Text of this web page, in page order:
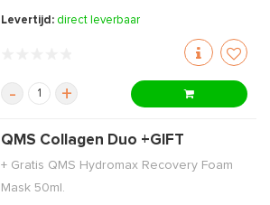
Levertijd: direct leverbaar
- +
QMS Collagen Duo +GIFT
+ Gratis QMS Hydromax Recovery Foam
Mask 50ml.